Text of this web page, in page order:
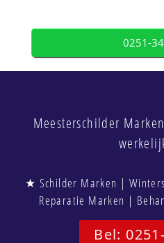
0251-
Meesterschilder
★ Schilder Marken |
Reparatie Marken |
Bel: